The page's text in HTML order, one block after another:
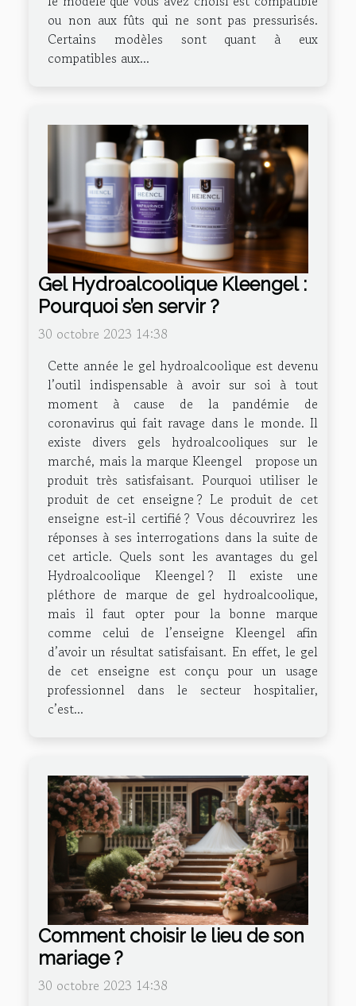
ou non aux fûts qui ne sont pas pressurisés.
Certains modèles sont quant à eux
compatibles aux...
Gel Hydroalcoolique Kleengel :
Pourquoi s’en servir ?
30 octobre 2023 14:38
Cette année le gel hydroalcoolique est devenu
l’outil indispensable à avoir sur soi à tout
moment à cause de la pandémie de
coronavirus qui fait ravage dans le monde. Il
existe divers gels hydroalcooliques sur le
marché, mais la marque Kleengel propose un
produit très satisfaisant. Pourquoi utiliser le
produit de cet enseigne ? Le produit de cet
enseigne est-il certifié ? Vous découvrirez les
réponses à ses interrogations dans la suite de
cet article. Quels sont les avantages du gel
Hydroalcoolique Kleengel ? Il existe une
pléthore de marque de gel hydroalcoolique,
mais il faut opter pour la bonne marque
comme celui de l’enseigne Kleengel afin
d’avoir un résultat satisfaisant. En effet, le gel
de cet enseigne est conçu pour un usage
professionnel dans le secteur hospitalier,
c’est...
Comment choisir le lieu de son
mariage ?
30 octobre 2023 14:38